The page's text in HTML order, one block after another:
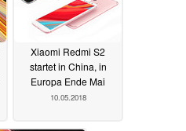
Xiaomi Redmi S2
startet in China, in
Europa Ende Mai
10.05.2018